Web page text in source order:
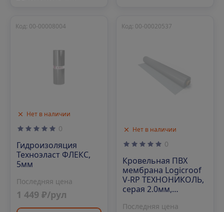
Нет в наличии
Код: 00-00008004
0
Гидроизоляция
Техноэласт ФЛЕКС,
5мм
Последняя цена
1 449 ₽/рул
Нет в наличии
Код: 00-00020537
0
Кровельная ПВХ
мембрана Logicroof
V-RP ТЕХНОНИКОЛЬ,
серая 2.0мм,
Последняя цена